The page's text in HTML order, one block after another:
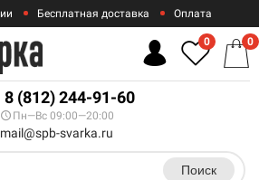
Бесплатная доставка Оплата
Гарантии
8 (812) 244-91-60
Пн—Вс 09:00—20:00
mail@spb-svarka.ru
Поиск
0 0